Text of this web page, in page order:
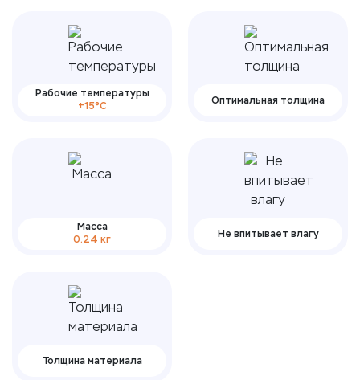
Рабочие температуры
+15°С
Оптимальная толщина
Масса
0.24 кг
Не впитывает влагу
Толщина материала